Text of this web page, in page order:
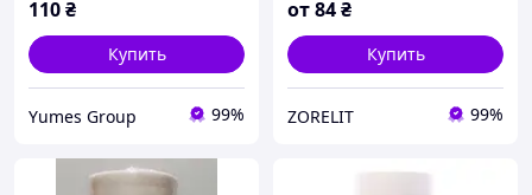
110₴
Купить
Yumes Group 99%
от84₴
Купить
ZORELIT 99%